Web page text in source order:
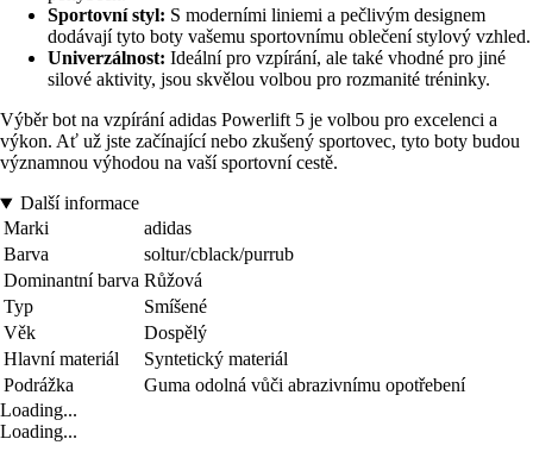
Sportovní styl: S moderními liniemi a pečlivým designem
dodávají tyto boty vašemu sportovnímu oblečení stylový vzhled.
Univerzálnost: Ideální pro vzpírání, ale také vhodné pro jiné
silové aktivity, jsou skvělou volbou pro rozmanité tréninky.
Výběr bot na vzpírání adidas Powerlift 5 je volbou pro excelenci a
výkon. Ať už jste začínající nebo zkušený sportovec, tyto boty budou
významnou výhodou na vaší sportovní cestě.
Další informace
Marki
adidas
Barva
soltur/cblack/purrub
Dominantní barva Růžová
Typ
Smíšené
Věk
Dospělý
Hlavní materiál
Syntetický materiál
Podrážka
Guma odolná vůči abrazivnímu opotřebení
Loading...
Loading...